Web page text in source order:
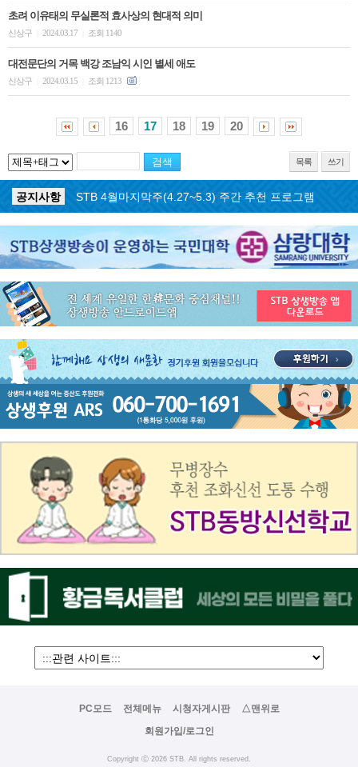
초려 이유태의 무실론적 효사상의 현대적 의미
신상구 2024.03.17 조회 1140
대전문단의 거목 백강 조남익 시인 별세 애도
신상구 2024.03.15 조회 1213
16 17 18 19 20
목록 쓰기
공지사항
ON AIR 서비스 장애 복구 안내
공지사항
STB 5월4주(5.25~5.31) 주간 추천 프로그램
공지사항
STB 5월3주(5.18~5.24) 주간 추천 프로그램
공지사항
STB 4월마지막주(4.27~5.3) 주간 추천 프로그램
공지사항
STB 4월4주(4.20~4.26) 주간 추천 프로그램
STB 4월2주(4.6~4.12) 주간 추천 프로그램
공지사항
STB 4월1주(3.30~4.5) 주간 추천 프로그램
공지사항
STB 3월4주(3.23~3.29) 주간 추천 프로그램
PC모드 전체메뉴 시청자게시판
△맨위로
회원가입/로그인
Copyright ⓒ 2026 STB. All rights reserved.